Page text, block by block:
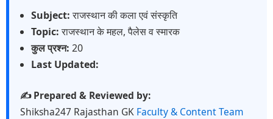
Subject:राजस्थान की कला एवं संस्कृति
Topic:राजस्थान के महल, पैलेस व स्मारक
कुल प्रश्न: 20
Last Updated:
✍️ Prepared & Reviewed by:
Shiksha247 Rajasthan GK Faculty & Content Team